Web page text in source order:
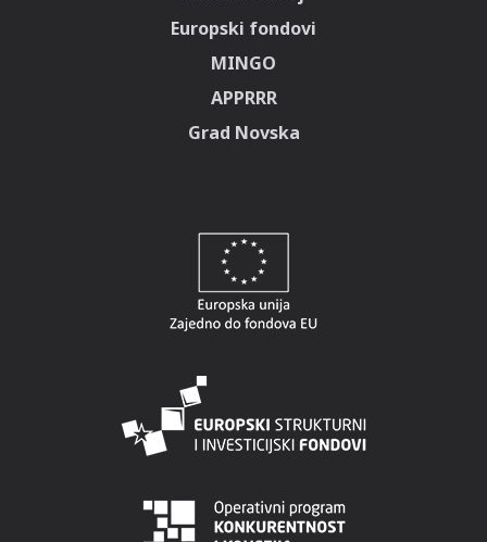
Europski fondovi
MINGO
APPRRR
Grad Novska